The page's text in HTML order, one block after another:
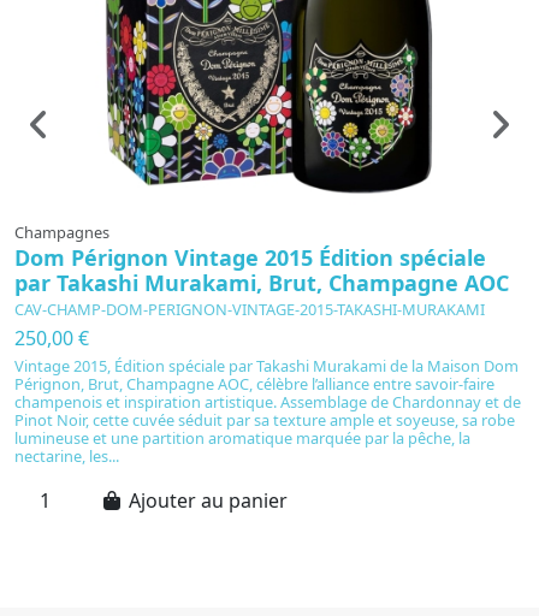
Champagnes
Dom Pérignon Vintage 2015 Édition spéciale
par Takashi Murakami, Brut, Champagne AOC
CAV-CHAMP-DOM-PERIGNON-VINTAGE-2015-TAKASHI-MURAKAMI
250,00 €
Vintage 2015, Édition spéciale par Takashi Murakami de la Maison Dom
Pérignon, Brut, Champagne AOC, célèbre l’alliance entre savoir-faire
champenois et inspiration artistique. Assemblage de Chardonnay et de
Pinot Noir, cette cuvée séduit par sa texture ample et soyeuse, sa robe
lumineuse et une partition aromatique marquée par la pêche, la
nectarine, les...
Ajouter au panier